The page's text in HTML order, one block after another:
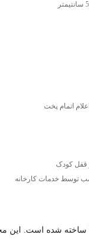
ساخته شده است.